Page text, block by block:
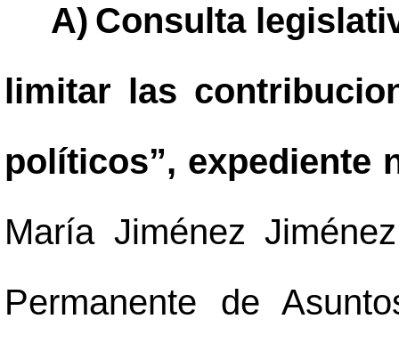
A) Consulta
limitar las
políticos”, expediente
María Jiménez
Permanente de